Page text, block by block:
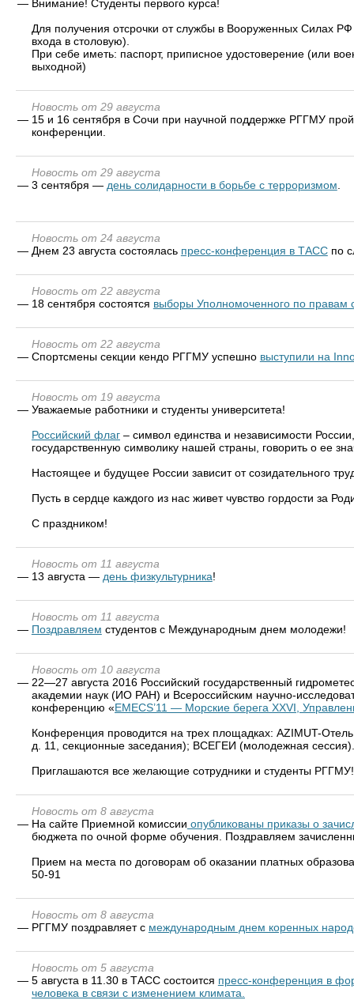
— Внимание! Студенты первого курса!
Для получения отсрочки от службы в Вооруженных Силах
входа в столовую).
При себе иметь: паспорт, приписное удостоверение (или
выходной)
Новость от 29 августа
— 15 и 16 сентября в Сочи при научной поддержке РГГМУ
конференции.
Новость от 29 августа
— 3 сентября — день солидарности в борьбе с терроризмом
Новость от 24 августа
— Днем 23 августа состоялась пресс-конференция в ТАССпо
Новость от 22 августа
— 18 сентября состоятся выборы Уполномоченного по правам
Новость от 22 августа
— Спортсмены секции кендо РГГМУ успешно выступили на
Новость от 19 августа
— Уважаемые работники и студенты университета!
Российский флаг – символ единства и независимости
государственную символику нашей страны, говорить о ее
Настоящее и будущее России зависит от созидательного
Пусть в сердце каждого из нас живет чувство гордости за
С праздником!
Новость от 11 августа
— 13 августа — день физкультурника!
Новость от 11 августа
— Поздравляем студентов с Международным днем молодежи!
Новость от 10 августа
— 22—27 августа 2016 Российский государственный
академии наук (ИО РАН) и Всероссийским научно-
конференцию «EMECS’11 — Морские берега XXVI,
Конференция проводится на трех площадках: AZIMUT-
д. 11, секционные заседания); ВСЕГЕИ (молодежная
Приглашаются все желающие сотрудники и студенты РГГМУ!
Новость от 8 августа
— На сайте Приемной комиссии опубликованы приказы о
бюджета по очной форме обучения. Поздравляем
Прием на места по договорам об оказании платных
50-91
Новость от 8 августа
— РГГМУ поздравляет с международным днем коренных
Новость от 5 августа
— 5 августа в 11.30 в ТАСС состоится пресс-конференция в
человека в связи с изменением климата.